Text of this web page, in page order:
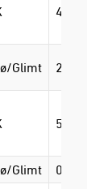
4-1
Glimt 2-4
5-0
Glimt
0-2